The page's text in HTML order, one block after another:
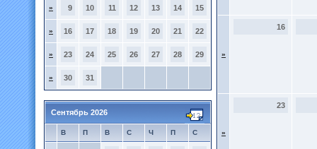
» 9 10 11 12 13 14 15
» 16 17 18 19 20 21 22
» 23 24 25 26 27 28 29
» 30 31
Сентябрь 2026
В П В С Ч П С
»
16
»
23